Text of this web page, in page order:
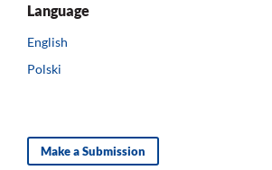
Language
English
Polski
Make a Submission